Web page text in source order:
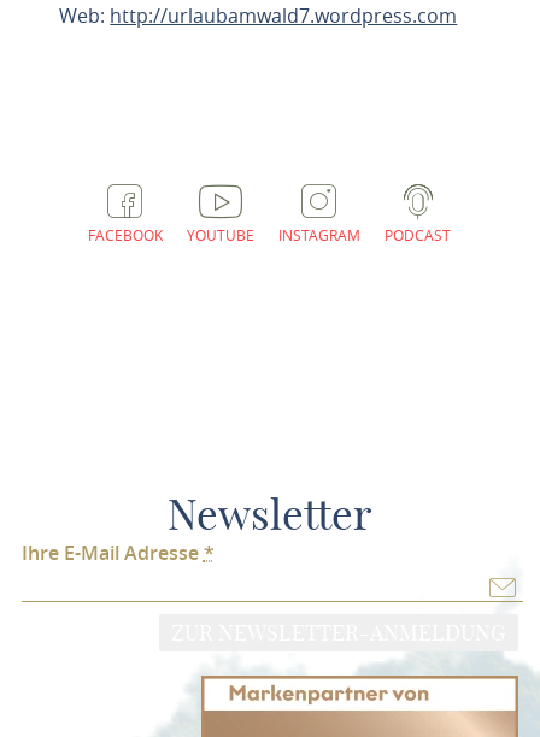
Web: http://urlaubamwald7.wordpress.com
FACEBOOK YOUTUBE INSTAGRAM PODCAST
Newsletter
Ihre E-Mail Adresse*